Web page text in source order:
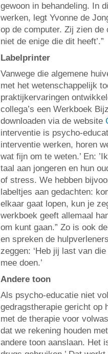
gewoon in behandeling. In
werken, legt Yvonne de
op de computer. Zij zien de
niet de enige die dit heeft’.”
Labelprinter
Vanwege die algemene
met het wetenschappelijk
praktijkervaringen
collega’s een Werkboek
downloaden via de website
interventie is psycho-
interventie werken, horen
wat fijn om te weten.’ En:
taal aan jongeren en hun
of stress. We hebben
labeltjes aan gedachten:
elkaar gaat lopen, kun je
werkboek geeft allemaal
om kunt gaan.” Zo is ook
en spreken de
zeggen: ‘Heb jij last van
mee doen.’
Andere toon
Als psycho-educatie niet
gedragstherapie gericht op
met de therapie voor
dat we rekening houden
andere toon aanslaan. Het